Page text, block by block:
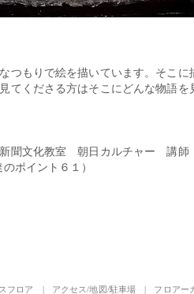
つもりで絵を描いています。そこ
てくださる方はそこにどんな物語を
聞文化教室 朝日カルチャー 講師
ポイント６１）
フロア アクセス/地図/駐車場 フロアー